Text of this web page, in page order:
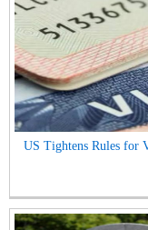
US Tightens Rules for